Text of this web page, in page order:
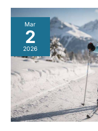
Mar
2
2026
Équipement
essentiel
pour
débuter
le
ski
de
fond